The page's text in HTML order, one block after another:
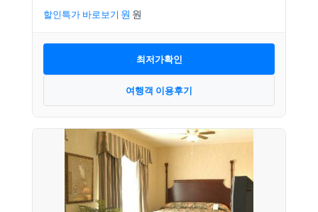
할인특가 바로보기
최저가확인
여행객 이용후기